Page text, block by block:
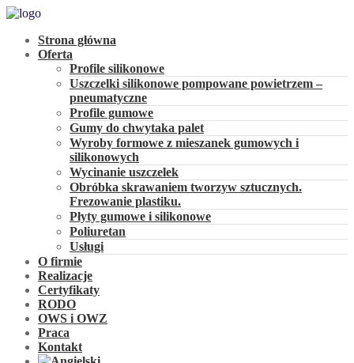
Strona główna
Oferta
Profile silikonowe
Uszczelki silikonowe pompowane powietrzem –
pneumatyczne
Profile gumowe
Gumy do chwytaka palet
Wyroby formowe z mieszanek gumowych i
silikonowych
Wycinanie uszczelek
Obróbka skrawaniem tworzyw sztucznych.
Frezowanie plastiku.
Płyty gumowe i silikonowe
Poliuretan
Usługi
O firmie
Realizacje
Certyfikaty
RODO
OWS i OWZ
Praca
Kontakt